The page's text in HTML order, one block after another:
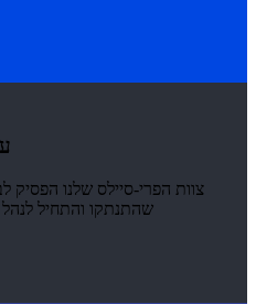
שהתנתקו והתחיל לנהל